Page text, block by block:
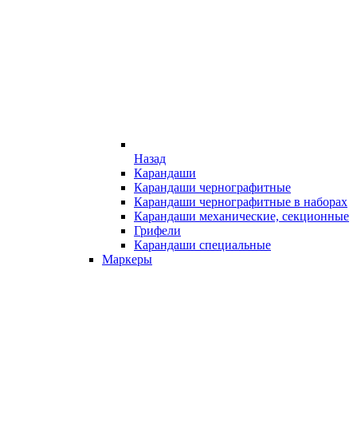
Назад
Карандаши
Карандаши чернографитные
Карандаши чернографитные в наборах
Карандаши механические, секционные
Грифели
Карандаши специальные
Маркеры